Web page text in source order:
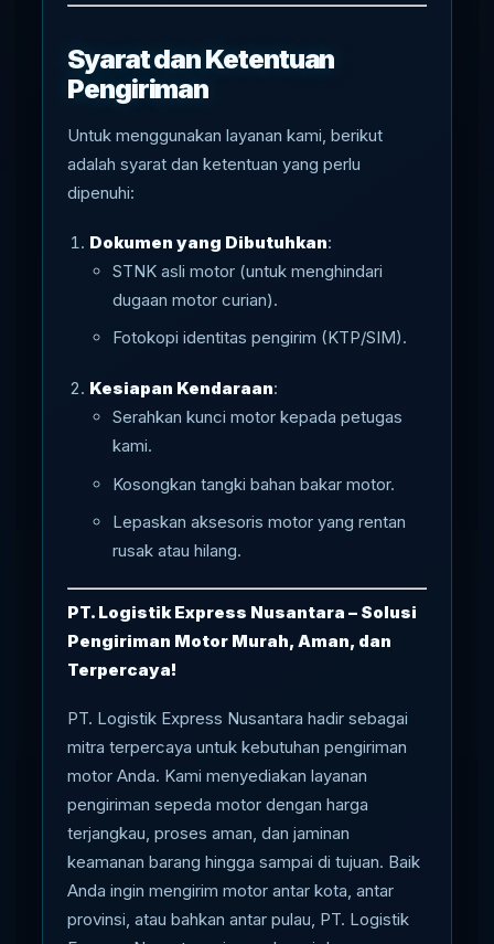
Syarat dan Ketentuan
Pengiriman
Untuk menggunakan layanan kami, berikut
adalah syarat dan ketentuan yang perlu
dipenuhi:
Dokumen yang Dibutuhkan:
STNK asli motor (untuk menghindari
dugaan motor curian).
Fotokopi identitas pengirim (KTP/SIM).
Kesiapan Kendaraan:
Serahkan kunci motor kepada petugas
kami.
Kosongkan tangki bahan bakar motor.
Lepaskan aksesoris motor yang rentan
rusak atau hilang.
PT. Logistik Express Nusantara – Solusi
Pengiriman Motor Murah, Aman, dan
Terpercaya!
PT. Logistik Express Nusantara hadir sebagai
mitra terpercaya untuk kebutuhan pengiriman
motor Anda. Kami menyediakan layanan
pengiriman sepeda motor dengan harga
terjangkau, proses aman, dan jaminan
keamanan barang hingga sampai di tujuan. Baik
Anda ingin mengirim motor antar kota, antar
provinsi, atau bahkan antar pulau, PT. Logistik